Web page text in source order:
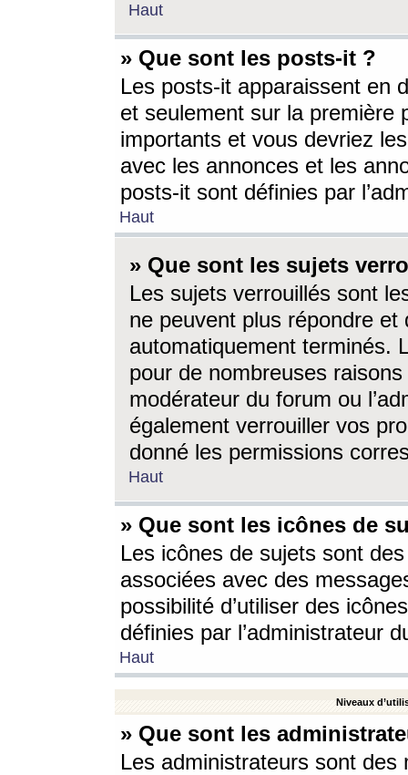
Haut
» Que sont les posts-it ?
Les posts-it apparaissent en
et seulement sur la première
importants et vous devriez
avec les annonces et les
posts-it sont définies par
Haut
» Que sont les sujets
Les sujets verrouillés sont
ne peuvent plus répondre
automatiquement terminés.
pour de nombreuses
modérateur du forum ou
également verrouiller vos
donné les permissions
Haut
» Que sont les icônes de
Les icônes de sujets sont
associées avec des
possibilité d’utiliser des
définies par l’administrateur
Haut
Niveaux
» Que sont les
Les administrateurs sont